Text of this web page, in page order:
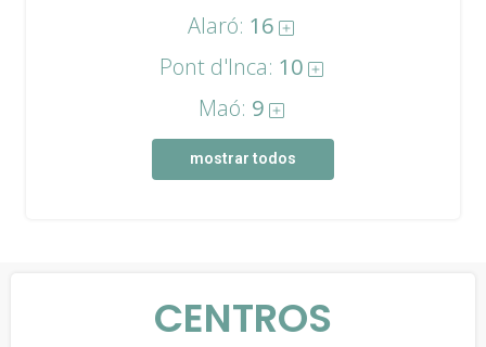
Alaró: 16
Pont d'Inca: 10
Maó: 9
mostrar todos
CENTROS